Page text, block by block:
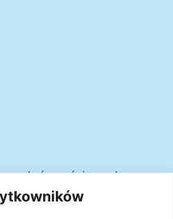
równościowych